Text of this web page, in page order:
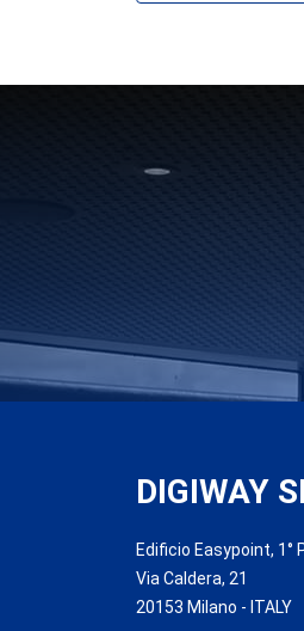
DIGIWAY
Edificio Easypoint, 1°
Via Caldera, 21
20153 Milano - ITALY